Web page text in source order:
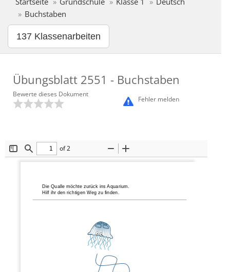
Buchstaben
137 Klassenarbeiten
Übungsblatt 2551 - Buchstaben
Fehler melden
Bewerte dieses Dokument
Toggle
Sidebar
Find
of 2
Zoom
Out
In
Die Qualle möchte zurück ins Aquarium.
Hilf ihr den richtigen Weg zu finden.